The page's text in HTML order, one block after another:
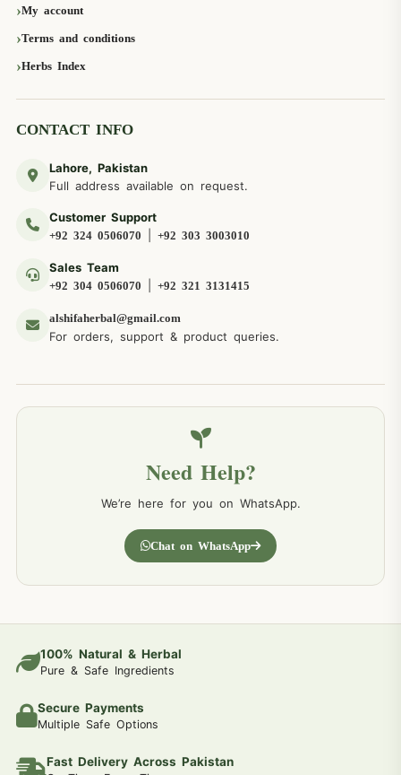
My account
Terms and conditions
Herbs Index
CONTACT INFO
Lahore, Pakistan
Full address available on request.
Customer Support
+92 324 0506070 +92 303 3003010
Sales Team
+92 304 0506070 +92 321 3131415
alshifaherbal@gmail.com
For orders, support & product queries.
Need Help?
We’re here for you on WhatsApp.
Chat on WhatsApp
100% Natural & Herbal
Pure & Safe Ingredients
Secure Payments
Multiple Safe Options
Fast Delivery Across Pakistan